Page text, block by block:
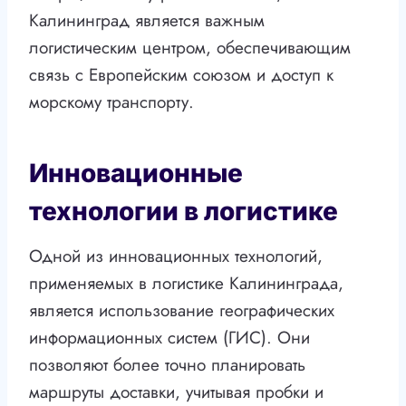
Калининград является важным
логистическим центром, обеспечивающим
связь с Европейским союзом и доступ к
морскому транспорту.
Инновационные
технологии в логистике
Одной из инновационных технологий,
применяемых в логистике Калининграда,
является использование географических
информационных систем (ГИС). Они
позволяют более точно планировать
маршруты доставки, учитывая пробки и